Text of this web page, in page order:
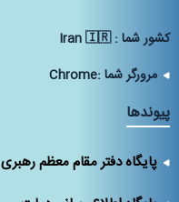
كشور شما :Iran 🇮🇷
مرورگر شما :Chrome
پیوندها
پایگاه دفتر مقام معظم رهبری